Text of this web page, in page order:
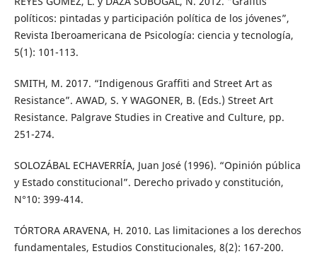
políticos: pintadas y participación política de los jóvenes”,
Revista Iberoamericana de Psicología: ciencia y tecnología,
5(1): 101-113.
SMITH, M. 2017. “Indigenous Graffiti and Street Art as
Resistance”. AWAD, S. Y WAGONER, B. (Eds.) Street Art
Resistance. Palgrave Studies in Creative and Culture, pp.
251-274.
SOLOZÁBAL ECHAVERRÍA, Juan José (1996). “Opinión pública
y Estado constitucional”. Derecho privado y constitución,
N°10: 399-414.
TÓRTORA ARAVENA, H. 2010. Las limitaciones a los derechos
fundamentales, Estudios Constitucionales, 8(2): 167-200.